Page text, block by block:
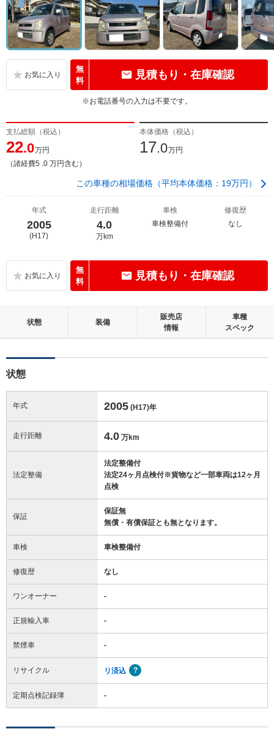
無
料
見積もり・在庫確認
※お電話番号の入力は不要です。
支払総額（税込）
22.0万円
（諸経費5 .0 万円含む）
本体価格（税込）
17.0万円
この車種の相場価格（平均本体価格：19万円）
年式
2005
(H17)
走行距離
4.0
万km
車検
車検整備付
修復歴
なし
無
料
見積もり・在庫確認
状態 装備
販売店
情報
車種
スペック
状態
年式 2005 (H17)年
走行距離 4.0 万km
法定整備
法定整備付
法定24ヶ月点検付※貨物など一部車両は12ヶ月
点検
保証
保証無
無償・有償保証とも無となります。
車検 車検整備付
修復歴 なし
ワンオーナー -
正規輸入車 -
禁煙車 -
リサイクル リ済込
定期点検記録簿 -